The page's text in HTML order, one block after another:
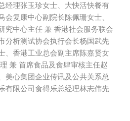
经理张玉珍女士、大快活快餐有
复康中心副院长陈佩珊女士、
究中心主任 兼 香港社会服务联会
分析测试协会执行会长杨国武先
、香港工业总会副主席陈嘉贤女
兼 首席食品及食肆审核主任赵
美心集团企业传讯及公共关系总
有限公司食得乐总经理林志伟先